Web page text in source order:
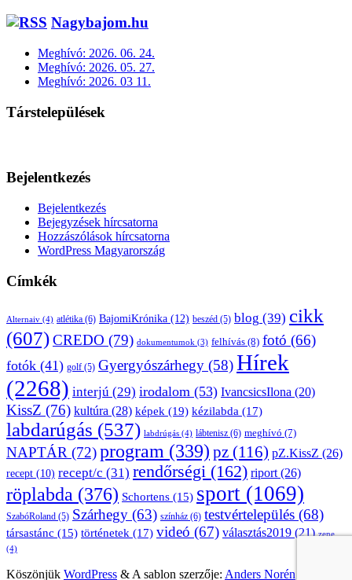
Nagybajom.hu
Meghívó: 2026. 06. 24.
Meghívó: 2026. 05. 27.
Meghívó: 2026. 03 11.
Társtelepülések
Bejelentkezés
Bejelentkezés
Bejegyzések hírcsatorna
Hozzászólások hírcsatorna
WordPress Magyarország
Címkék
Alternaiv (4) atlétika (6) BajomiKrónika (12) beszéd (5) blog (39) cikk
(607)CREDO (79) dokumentumok (3) felhívás (8) fotó (66)
fotók (41) golf (5) Gyergyószárhegy (58)Hírek
(2268) interjú (29) irodalom (53) IvancsicsIlona (20)
KissZ (76) kultúra (28) képek (19) kézilabda (17)
labdarúgás (537) labdrúgás (4) lábtenisz (6) meghívó (7)
NAPTÁR (72)program (339) pz (116) pZ.KissZ (26)
recept (10) recept/c (31) rendőrségi (162) riport(26)
röplabda (376) Schortens (15) sport (1069)
SzabóRoland (5) Szárhegy (63) színház (6) testvértelepülés (68)
társastánc (15) történetek (17) videó (67) választás2019 (21) zene
(4)
Köszönjük WordPress & A sablon szerzője: Anders Norén